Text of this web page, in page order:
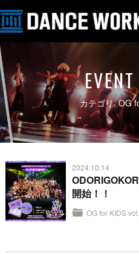
カテゴリ: OG
2024.10.14
開始！！
OG for KIDS